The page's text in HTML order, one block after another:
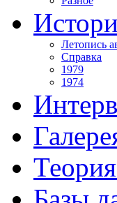
Летопись
Справка
1979
1974